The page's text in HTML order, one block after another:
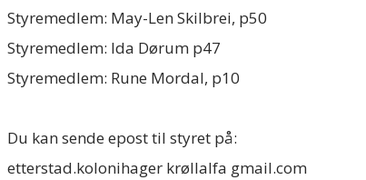
​Styremedlem: May-Len Skilbrei, p50
​Styremedlem: Ida Dørum p47
Styremedlem: ​Rune Mordal, p10
Du kan sende epost til styret på:
​etterstad.kolonihager krøllalfa gmail.com